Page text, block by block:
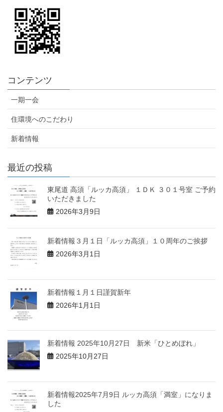
コンテンツ
一期一会
住環境へのこだわり
新着情報
最近の投稿
東尾道 高須「ルッカ高須」 １ＤＫ ３０１号室 ご予約
いただきました
2026年3月9日
新着情報３月１日「ルッカ高須」１０周年のご挨拶
2026年3月1日
新着情報１月１日謹賀新年
2026年1月1日
新着情報 2025年10月27日 新米「ひとめぼれ」
2025年10月27日
新着情報2025年7月9日 ルッカ高須「満室」になりま
した